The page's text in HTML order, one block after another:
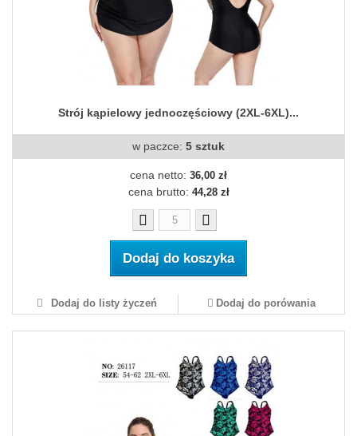
Strój kąpielowy jednoczęściowy (2XL-6XL)...
w paczce: 5 sztuk
cena netto: 36,00 zł
cena brutto: 44,28 zł
Dodaj do koszyka
Dodaj do listy życzeń Dodaj do porówania